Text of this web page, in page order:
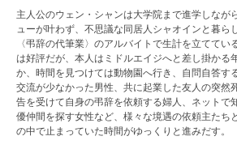
主人公のウェン・シャンは大学院まで進学しなが
ューが叶わず、不思議な同居人シャオインと暮ら
〈弔辞の代筆業〉のアルバイトで生計を立ててい
は好評だが、本人はミドルエイジへと差し掛かる
か、時間を見つけては動物園へ行き、自問自答す
交流が少なかった男性、共に起業した友人の突然
告を受けて自身の弔辞を依頼する婦人、ネットで
優仲間を探す女性など、様々な境遇の依頼主たち
の中で止まっていた時間がゆっくりと進みだす。